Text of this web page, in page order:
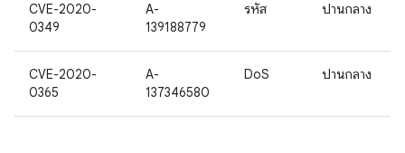
CVE-2020-
0349
A-
139188779
รหัส ปานกลาง
CVE-2020-
0365
A-
137346580
DoS ปานกลาง